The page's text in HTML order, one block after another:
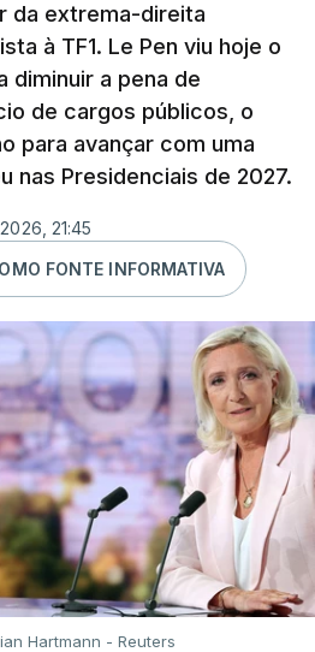
da extrema-direita
à TF1. Le Pen viu hoje o
diminuir a pena de
de cargos públicos, o
para avançar com uma
nas Presidenciais de 2027.
21:45
FONTE INFORMATIVA
Hartmann - Reuters